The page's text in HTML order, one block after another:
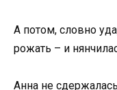
А потом, словно
рожать – и
Анна не